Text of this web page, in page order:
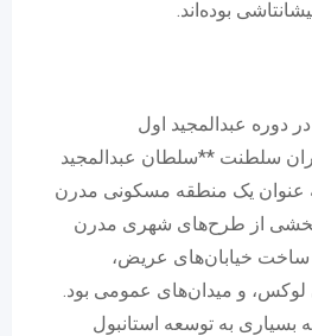
بوده‌اند.
عبدالمجید اول
سلطنت **سلطان عبدالمجید
(1839-1861) به عنوان یک منطقه مسکونی مدرن
از طرح‌های شهری مدرن
ساخت خیابان‌های عریض،
و میدان‌های عمومی بود.
بسیاری به توسعه استانبول